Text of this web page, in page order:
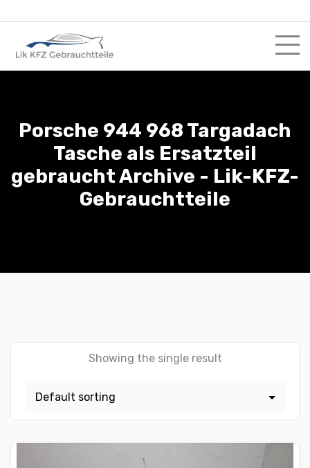
to
content
Porsche 944 968 Targadach
Tasche als Ersatzteil
gebraucht Archive - Lik-KFZ-
Gebrauchtteile
Showing the single result